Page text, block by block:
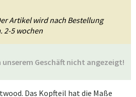
Geschäft nicht angezeigt!
Artikel wird nach Bestellung
2-5 wochen
Das Kopfteil hat die Maße